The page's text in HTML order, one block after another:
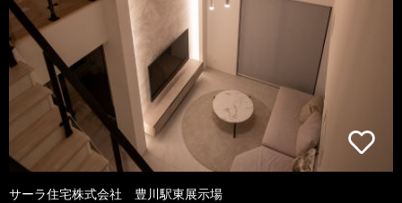
サーラ住宅株式会社 豊川駅東展示場